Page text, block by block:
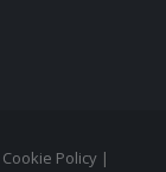
Cookie Policy|